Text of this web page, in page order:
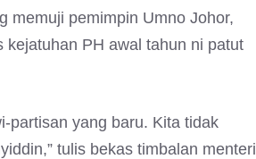
memuji pemimpin Umno Johor,
PH awal tahun ni patut
partisan yang baru. Kita tidak
tulis bekas timbalan menteri